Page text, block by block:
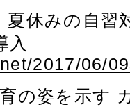
夏休みの自
入
2017/06/
の姿を示す